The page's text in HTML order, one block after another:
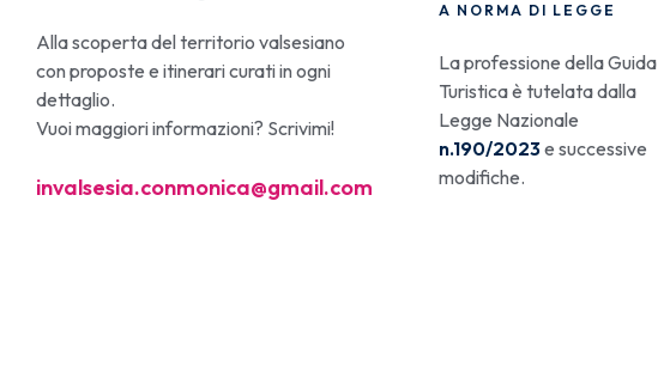
Alla scoperta del territorio valsesiano
con proposte e itinerari curati in ogni
dettaglio.
Vuoi maggiori informazioni? Scrivimi!
invalsesia.conmonica@gmail.com
A NORMA DI LEGGE
La professione della Guida
Turistica è tutelata dalla
Legge Nazionale
n.190/2023e successive
modifiche.